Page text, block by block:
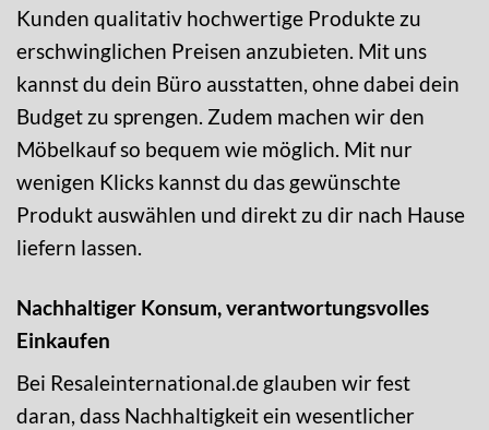
Kunden qualitativ hochwertige Produkte zu
erschwinglichen Preisen anzubieten. Mit uns
kannst du dein Büro ausstatten, ohne dabei dein
Budget zu sprengen. Zudem machen wir den
Möbelkauf so bequem wie möglich. Mit nur
wenigen Klicks kannst du das gewünschte
Produkt auswählen und direkt zu dir nach Hause
liefern lassen.
Nachhaltiger Konsum, verantwortungsvolles
Einkaufen
Bei Resaleinternational.de glauben wir fest
daran, dass Nachhaltigkeit ein wesentlicher